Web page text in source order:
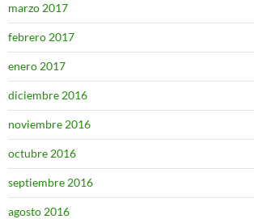
marzo 2017
febrero 2017
enero 2017
diciembre 2016
noviembre 2016
octubre 2016
septiembre 2016
agosto 2016